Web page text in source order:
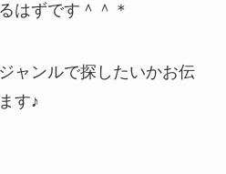
はずです＾＾＊
ャンルで探したいかお伝
す♪